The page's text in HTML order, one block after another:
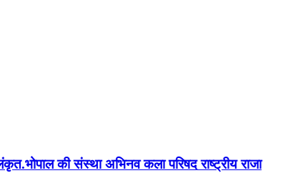
की संस्था अभिनव कला परिषद राष्ट्रीय राजा